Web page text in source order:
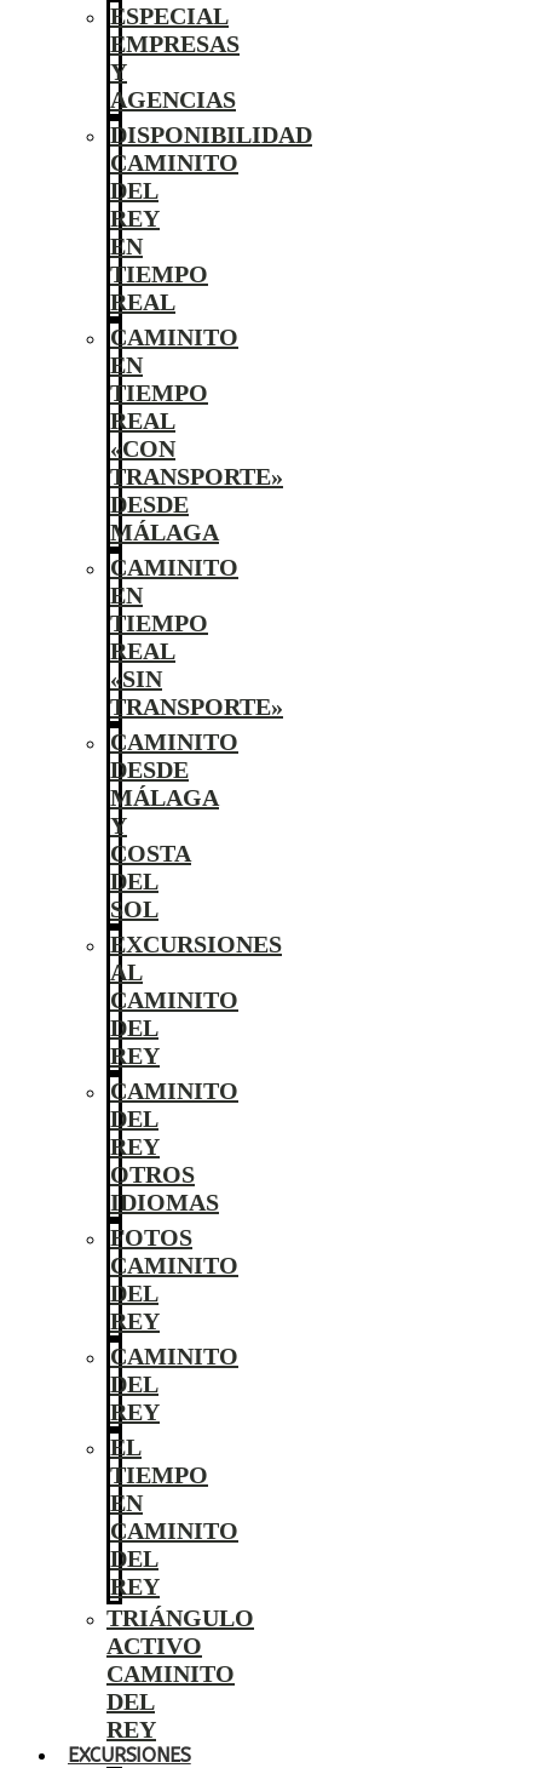
ESPECIAL
EMPRESAS
Y
AGENCIAS
DISPONIBILIDAD
CAMINITO
DEL
REY
EN
TIEMPO
REAL
CAMINITO
EN
TIEMPO
REAL
«CON
TRANSPORTE»
DESDE
MÁLAGA
CAMINITO
EN
TIEMPO
REAL
«SIN
TRANSPORTE»
CAMINITO
DESDE
MÁLAGA
Y
COSTA
DEL
SOL
EXCURSIONES
AL
CAMINITO
DEL
REY
CAMINITO
DEL
REY
OTROS
IDIOMAS
FOTOS
CAMINITO
DEL
REY
CAMINITO
DEL
REY
EL
TIEMPO
EN
CAMINITO
DEL
REY
TRIÁNGULO
ACTIVO
CAMINITO
DEL
REY
EXCURSIONES